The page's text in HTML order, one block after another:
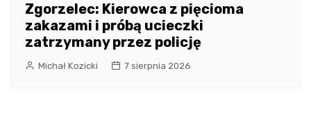
Zgorzelec: Kierowca z pięcioma
zakazami i próbą ucieczki
zatrzymany przez policję
Michał Kozicki 7 sierpnia 2026